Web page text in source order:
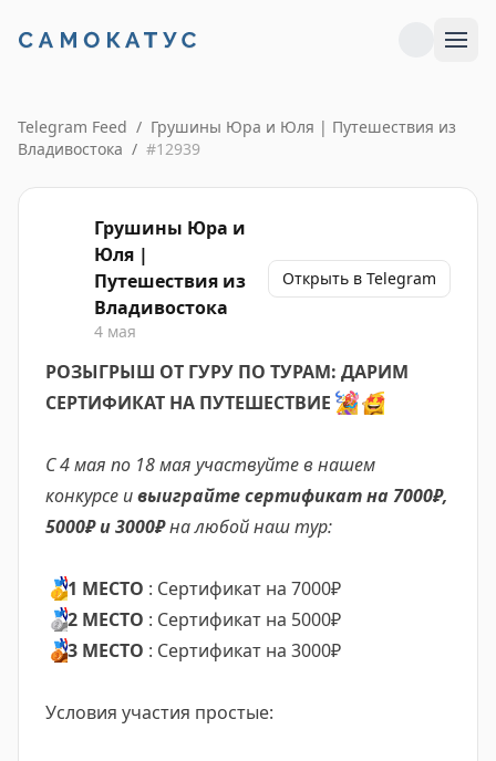
Telegram Feed / Грушины Юра и Юля | Путешествия из
Владивостока / #12939
Грушины Юра и
Юля |
Путешествия из
Владивостока
4 мая
Открыть в Telegram
РОЗЫГРЫШ ОТ ГУРУ ПО ТУРАМ: ДАРИМ
СЕРТИФИКАТ НА ПУТЕШЕСТВИЕ 🎉🤩
С 4 мая по 18 мая участвуйте в нашем
конкурсе ивыиграйте сертификат на 7000₽,
5000₽ и 3000₽на любой наш тур:
🥇1 МЕСТО : Сертификат на 7000₽
🥈2 МЕСТО : Сертификат на 5000₽
🥉3 МЕСТО : Сертификат на 3000₽
Условия участия простые: